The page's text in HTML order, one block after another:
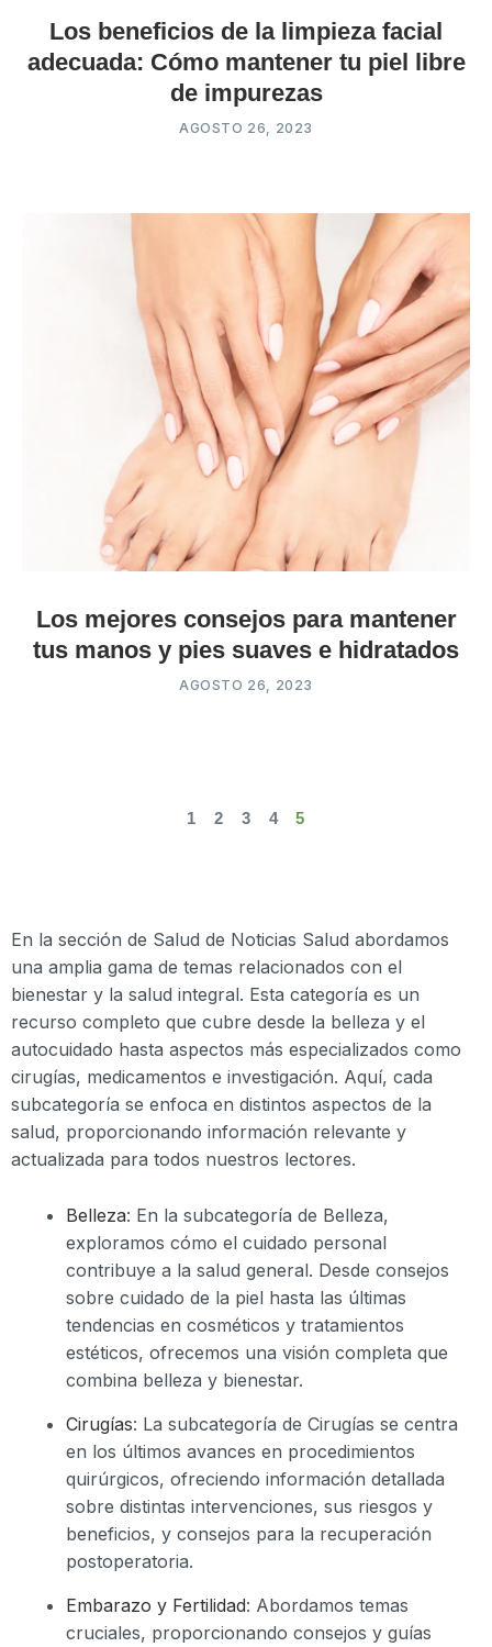
Los beneficios de la limpieza facial
adecuada: Cómo mantener tu piel libre
de impurezas
AGOSTO 26, 2023
Los mejores consejos para mantener
tus manos y pies suaves e hidratados
AGOSTO 26, 2023
1 2 3 4 5
En la sección de Salud de Noticias Salud abordamos
una amplia gama de temas relacionados con el
bienestar y la salud integral. Esta categoría es un
recurso completo que cubre desde la belleza y el
autocuidado hasta aspectos más especializados como
cirugías, medicamentos e investigación. Aquí, cada
subcategoría se enfoca en distintos aspectos de la
salud, proporcionando información relevante y
actualizada para todos nuestros lectores.
Belleza: En la subcategoría de Belleza,
exploramos cómo el cuidado personal
contribuye a la salud general. Desde consejos
sobre cuidado de la piel hasta las últimas
tendencias en cosméticos y tratamientos
estéticos, ofrecemos una visión completa que
combina belleza y bienestar.
Cirugías: La subcategoría de Cirugías se centra
en los últimos avances en procedimientos
quirúrgicos, ofreciendo información detallada
sobre distintas intervenciones, sus riesgos y
beneficios, y consejos para la recuperación
postoperatoria.
Embarazo y Fertilidad: Abordamos temas
cruciales, proporcionando consejos y guías